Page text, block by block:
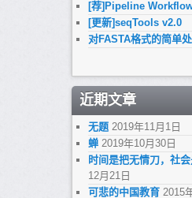
[荐]Pipeline
[更新]seqTools v2.0
对FASTA格式的简单
近期文章
无题 2019年11月1日
蝉 2019年10月30日
时间是把无情刀，社
12月21日
可悲的中国教育 2015